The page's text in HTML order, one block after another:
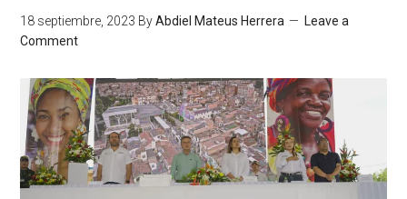
18 septiembre, 2023 ByAbdiel Mateus Herrera
Leave a
Comment